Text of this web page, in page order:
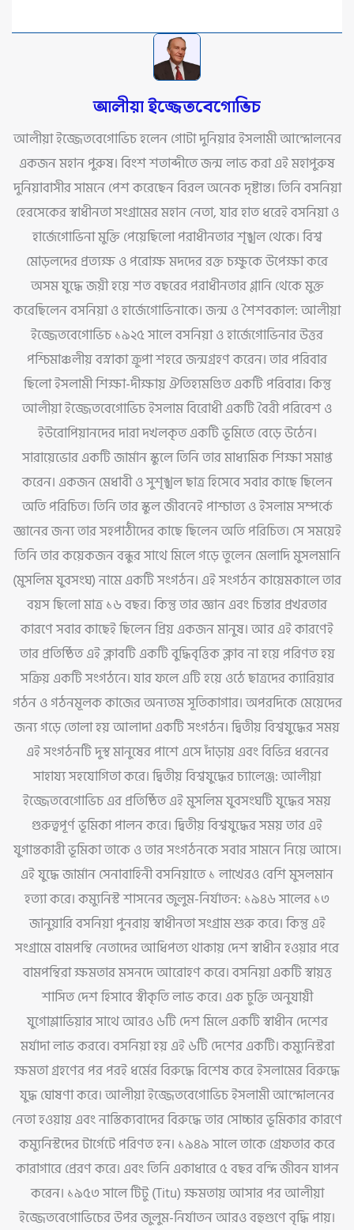
আলীয়া ইজ্জেতবেগোভিচ
আলীয়া ইজ্জেতবেগোভিচ হলেন গোটা দুনিয়ার ইসলামী আন্দোলনের
একজন মহান পুরুষ। বিংশ শতাব্দীতে জন্ম লাভ করা এই মহাপুরুষ
দুনিয়াবাসীর সামনে পেশ করেছেন বিরল অনেক দৃষ্টান্ত। তিনি বসনিয়া
হেরসেকের স্বাধীনতা সংগ্রামের মহান নেতা, যার হাত ধরেই বসনিয়া ও
হার্জেগোভিনা মুক্তি পেয়েছিলো পরাধীনতার শৃঙ্খল থেকে। বিশ্ব
মোড়লদের প্রত্যক্ষ ও পরোক্ষ মদদের রক্ত চক্ষুকে উপেক্ষা করে
অসম যুদ্ধে জয়ী হয়ে শত বছরের পরাধীনতার গ্লানি থেকে মুক্ত
করেছিলেন বসনিয়া ও হার্জেগোভিনাকে। জন্ম ও শৈশবকাল: আলীয়া
ইজ্জেতবেগোভিচ ১৯২৫ সালে বসনিয়া ও হার্জেগোভিনার উত্তর
পশ্চিমাঞ্চলীয় বস্নাকা ক্রুপা শহরে জন্মগ্রহণ করেন। তার পরিবার
ছিলো ইসলামী শিক্ষা-দীক্ষায় ঐতিহ্যমণ্ডিত একটি পরিবার। কিন্তু
আলীয়া ইজ্জেতবেগোভিচ ইসলাম বিরোধী একটি বৈরী পরিবেশ ও
ইউরোপিয়ানদের দারা দখলকৃত একটি ভূমিতে বেড়ে উঠেন।
সারায়েভোর একটি জার্মান স্কুলে তিনি তার মাধ্যমিক শিক্ষা সমাপ্ত
করেন। একজন মেধাবী ও সুশৃঙ্খল ছাত্র হিসেবে সবার কাছে ছিলেন
অতি পরিচিত। তিনি তার স্কুল জীবনেই পাশ্চাত্য ও ইসলাম সম্পর্কে
জ্ঞানের জন্য তার সহপাঠীদের কাছে ছিলেন অতি পরিচিত। সে সময়েই
তিনি তার কয়েকজন বন্ধুর সাথে মিলে গড়ে তুলেন মেলাদি মুসলমানি
(মুসলিম যুবসংঘ) নামে একটি সংগঠন। এই সংগঠন কায়েমকালে তার
বয়স ছিলো মাত্র ১৬ বছর। কিন্তু তার জ্ঞান এবং চিন্তার প্রখরতার
কারণে সবার কাছেই ছিলেন প্রিয় একজন মানুষ। আর এই কারণেই
তার প্রতিষ্ঠিত এই ক্লাবটি একটি বুদ্ধিবৃত্তিক ক্লাব না হয়ে পরিণত হয়
সক্রিয় একটি সংগঠনে। যার ফলে এটি হয়ে ওঠে ছাত্রদের ক্যারিয়ার
গঠন ও গঠনমূলক কাজের অন্যতম সূতিকাগার। অপরদিকে মেয়েদের
জন্য গড়ে তোলা হয় আলাদা একটি সংগঠন। দ্বিতীয় বিশ্বযুদ্ধের সময়
এই সংগঠনটি দুস্থ মানুষের পাশে এসে দাঁড়ায় এবং বিভিন্ন ধরনের
সাহায্য সহযোগিতা করে। দ্বিতীয় বিশ্বযুদ্ধের চ্যালেঞ্জ: আলীয়া
ইজ্জেতবেগোভিচ এর প্রতিষ্ঠিত এই মুসলিম যুবসংঘটি যুদ্ধের সময়
গুরুত্বপূর্ণ ভূমিকা পালন করে। দ্বিতীয় বিশ্বযুদ্ধের সময় তার এই
যুগান্তকারী ভূমিকা তাকে ও তার সংগঠনকে সবার সামনে নিয়ে আসে।
এই যুদ্ধে জার্মান সেনাবাহিনী বসনিয়াতে ১ লাখেরও বেশি মুসলমান
হত্যা করে। কম্যুনিস্ট শাসনের জুলুম-নির্যাতন: ১৯৪৬ সালের ১৩
জানুয়ারি বসনিয়া পুনরায় স্বাধীনতা সংগ্রাম শুরু করে। কিন্তু এই
সংগ্রামে বামপন্থি নেতাদের আধিপত্য থাকায় দেশ স্বাধীন হওয়ার পরে
বামপন্থিরা ক্ষমতার মসনদে আরোহণ করে। বসনিয়া একটি স্বায়ত্ত
শাসিত দেশ হিসাবে স্বীকৃতি লাভ করে। এক চুক্তি অনুযায়ী
যুগোশ্লাভিয়ার সাথে আরও ৬টি দেশ মিলে একটি স্বাধীন দেশের
মর্যাদা লাভ করবে। বসনিয়া হয় এই ৬টি দেশের একটি। কম্যুনিস্টরা
ক্ষমতা গ্রহণের পর পরই ধর্মের বিরুদ্ধে বিশেষ করে ইসলামের বিরুদ্ধে
যুদ্ধ ঘোষণা করে। আলীয়া ইজ্জেতবেগোভিচ ইসলামী আন্দোলনের
নেতা হওয়ায় এবং নাস্তিক্যবাদের বিরুদ্ধে তার সোচ্চার ভূমিকার কারণে
কম্যুনিস্টদের টার্গেটে পরিণত হন। ১৯৪৯ সালে তাকে গ্রেফতার করে
কারাগারে প্রেরণ করে। এবং তিনি একাধারে ৫ বছর বন্দি জীবন যাপন
করেন। ১৯৫৩ সালে টিটু (Titu) ক্ষমতায় আসার পর আলীয়া
ইজ্জেতবেগোভিচের উপর জুলুম-নির্যাতন আরও বহুগুণে বৃদ্ধি পায়।